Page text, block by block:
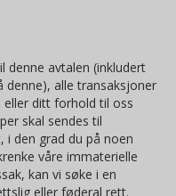
denne avtalen (inkludert
denne), alle transaksjoner
eller ditt forhold til oss
skal sendes til
den grad du på noen
våre immaterielle
kan vi søke i en
eller føderal rett.